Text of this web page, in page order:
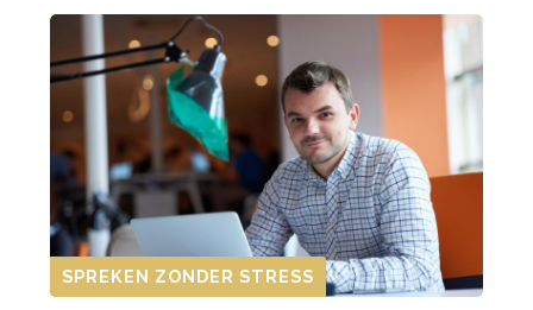
SPREKEN ZONDER STRESS